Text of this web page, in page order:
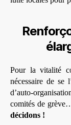
Pour la vitalité
nécessaire de se
d’auto-
comités de
décidons !